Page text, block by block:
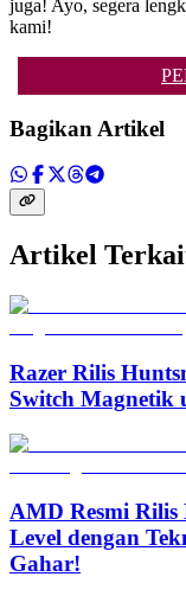
juga! Ayo, segera
kami!
Bagikan Artikel
Artikel
Razer Rilis
Switch Magnetik
AMD Resmi
Level dengan
Gahar!